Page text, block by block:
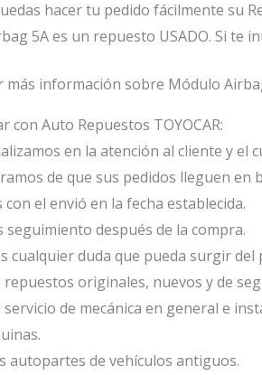
hacer tu pedido fácilmente su
5A es un repuesto USADO. Si te
más información sobre Módulo
con Auto Repuestos TOYOCAR:
en la atención al cliente y el
de que sus pedidos lleguen en
con el envió en la fecha establecida.
seguimiento después de la compra.
cualquier duda que pueda surgir del
repuestos originales, nuevos y de
servicio de mecánica en general e
autopartes de vehículos antiguos.